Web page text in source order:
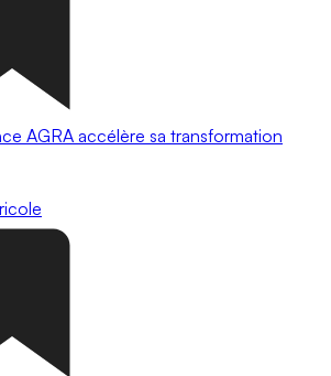
AGRA accélère sa transformation